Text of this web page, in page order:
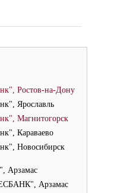
Ростов-на-Дону
Ярославль
Магнитогорск
Караваево
Новосибирск
Арзамас
Арзамас